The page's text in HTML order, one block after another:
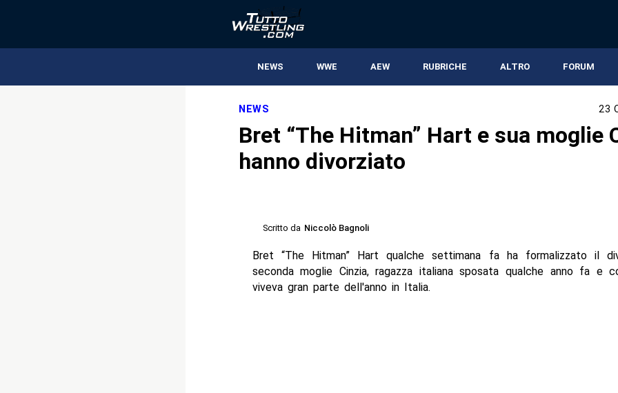
NEWS WWE AEW RUBRICHE ALTRO FORUM
NEWS 23
Bret “The Hitman” Hart e sua moglie
hanno divorziato
Scritto da Niccolò Bagnoli
Bret “The Hitman” Hart qualche settimana fa ha formalizzato il
seconda moglie Cinzia, ragazza italiana sposata qualche anno fa e
viveva gran parte dell'anno in Italia.